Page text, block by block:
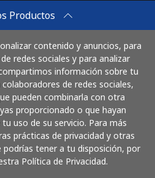
Productos
contenido y anuncios, para
redes sociales y para analizar
información sobre tu
de redes sociales,
pueden combinarla con otra
proporcionado o que hayan
uso de su servicio. Para más
prácticas de privacidad y otras
podrías tener a tu disposición, por
Política de Privacidad.
con